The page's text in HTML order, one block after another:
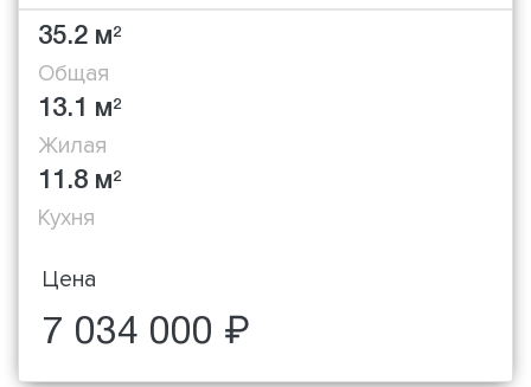
35.2 м2
Общая
13.1 м2
Жилая
11.8 м2
Кухня
Цена
7 034 000 ₽